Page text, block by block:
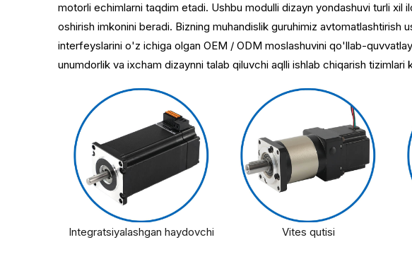
motorli echimlarni taqdim etadi. Ushbu modulli dizayn yondashuvi turli xil
oshirish imkonini beradi. Bizning muhandislik guruhimiz
interfeyslarini o'z ichiga olgan OEM / ODM moslashuvini qo'llab-
unumdorlik va ixcham dizaynni talab qiluvchi aqlli ishlab chiqarish tizimlari
Integratsiyalashgan haydovchi Vites qutisi